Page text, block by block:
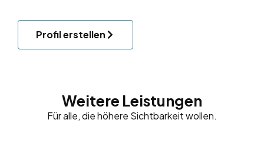
Profil erstellen
Weitere Leistungen
Für alle, die höhere Sichtbarkeit wollen.